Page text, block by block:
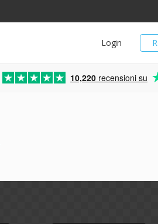
Login
10,220 recensioni su